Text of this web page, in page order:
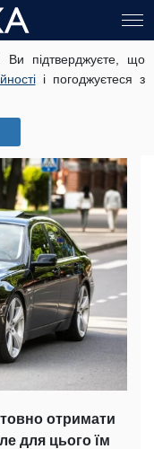
Ви підтверджуєте, що
і погоджуєтеся з
роздають
є одне
отримати
для цього їм